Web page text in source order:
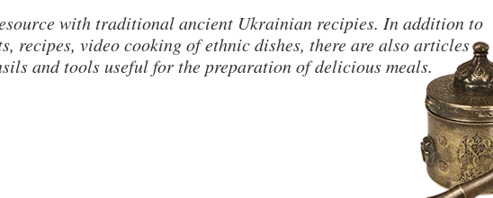
with traditional ancient Ukrainian recipies. In addition to
recipes, video cooking of ethnic dishes, there are also articles
and tools useful for the preparation of delicious meals.